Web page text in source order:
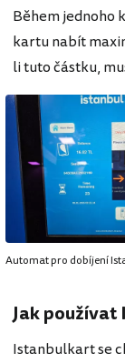
Během jednoho
kartu nabít
li tuto částku,
Automat pro dobíjení
Jak
Istanbulkart se